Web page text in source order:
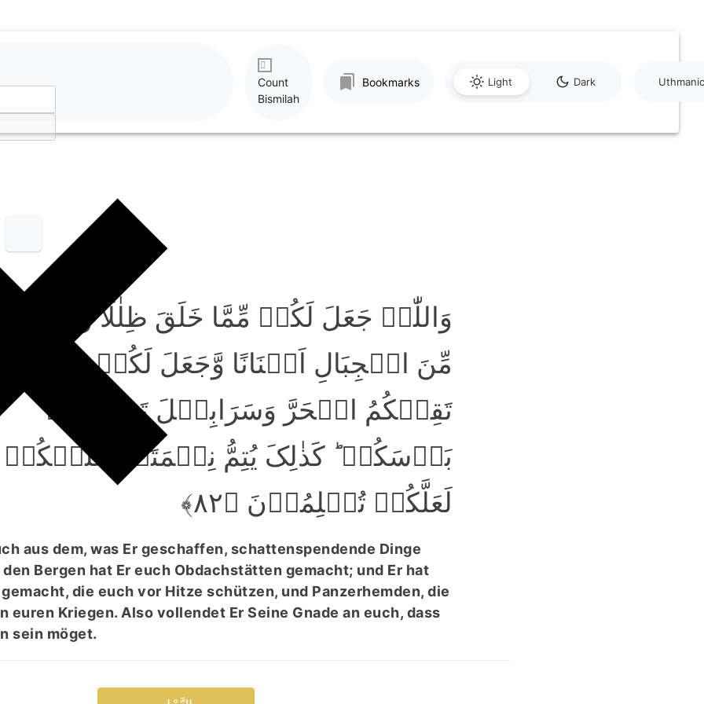
Count
Bismilah
Bookmarks Light Dark Uthmanic
وَاللّٰہُ جَعَلَ لَکُمۡ مِّمَّا خَلَقَ ظِلٰلًا وَّجَعَلَ
مِّنَ الۡجِبَالِ اَکۡنَانًا وَّجَعَلَ لَکُمۡ
تَقِیۡکُمُ الۡحَرَّ وَسَرَابِیۡلَ تَقِیۡکُمۡ
بَاۡسَکُمۡ ؕ کَذٰلِکَ یُتِمُّ نِعۡمَتَہٗ عَلَیۡکُمۡ
لَعَلَّکُمۡ تُسۡلِمُوۡنَ ﴿۸۲﴾
aus dem, was Er geschaffen, schattenspendende Dinge
Bergen hat Er euch Obdachstätten gemacht; und Er hat
die euch vor Hitze schützen, und Panzerhemden, die
euren Kriegen. Also vollendet Er Seine Gnade an euch, dass
sein möget.